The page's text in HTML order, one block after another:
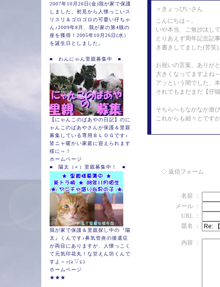
2007年10月26日(金)我が家で保護
しました。初見から人懐っこいス
リスリ＆ゴロゴロの可愛い仔ちゃ
ん♪2009年8月、我が家の第4猫の
座を獲得！2005年10月26日(水）
を誕生日としました。
■ わんにゃん里親募集中 ■
【にゃんこのばあやの日記】のに
ゃんこのばあやさんが保護＆里親
募集している専用ＢＬＯＧです♪
皆ニャ暖かい家庭に迎えられます
様に～！
ホームページ
■ 陽太（♂）里親募集中！ ■
我が家で保護＆里親探し中の『陽
太』くんです♪鼻気管炎の後遺症
が両目にありますが、人懐っこく
て元気印花丸！な甘えん坊くんで
すよ～♪(≧▽≦)
ホームページ
★★★
＞きょっぴいさん
こんにちは～。
いや本当、ご無沙汰し
とりあえず周年記念記
き書きしてました(苦笑)
お祝いの言葉、ありが
大きくなってますよね
アッという間でした、
それでもまだまだ【仔
そちらへもなかなか遊
これからも細々とです
◇ 返信フォーム
名前 ：
メール ：
URL ：
題名 ：
内容 ：